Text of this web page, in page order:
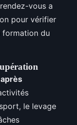
vous a
pour vérifier
du
le levage